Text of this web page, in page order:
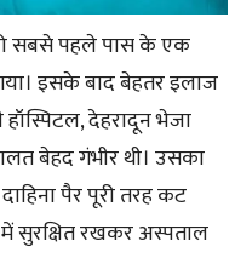
सबसे पहले पास के एक
इसके बाद बेहतर इलाज
देहरादून भेजा
बेहद गंभीर थी। उसका
पैर पूरी तरह कट
सुरक्षित रखकर अस्पताल